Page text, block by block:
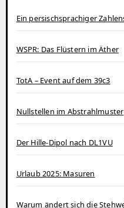
Ein persischsprachiger
WSPR: Das Flüstern im Äther
TotA – Event auf dem 39c3
Nullstellen im Abstrahlmuster
Der Hille-Dipol nach DL1VU
Urlaub 2025: Masuren
Warum ändert sich die